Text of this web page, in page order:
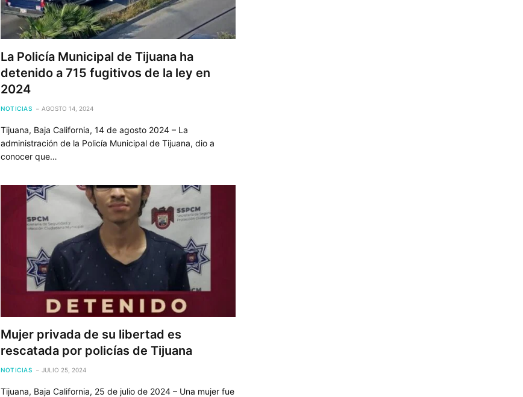
La Policía Municipal de Tijuana ha
detenido a 715 fugitivos de la ley en
2024
NOTICIAS AGOSTO 14, 2024
Tijuana, Baja California, 14 de agosto 2024 – La
administración de la Policía Municipal de Tijuana, dio a
conocer que…
Mujer privada de su libertad es
rescatada por policías de Tijuana
NOTICIAS JULIO 25, 2024
Tijuana, Baja California, 25 de julio de 2024 – Una mujer fue